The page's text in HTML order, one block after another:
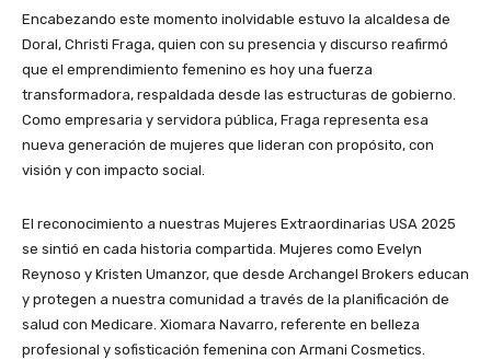
Encabezando este momento inolvidable estuvo la alcaldesa de
Doral, Christi Fraga, quien con su presencia y discurso reafirmó
que el emprendimiento femenino es hoy una fuerza
transformadora, respaldada desde las estructuras de gobierno.
Como empresaria y servidora pública, Fraga representa esa
nueva generación de mujeres que lideran con propósito, con
visión y con impacto social.
El reconocimiento a nuestras Mujeres Extraordinarias USA 2025
se sintió en cada historia compartida. Mujeres como Evelyn
Reynoso y Kristen Umanzor, que desde Archangel Brokers educan
y protegen a nuestra comunidad a través de la planificación de
salud con Medicare. Xiomara Navarro, referente en belleza
profesional y sofisticación femenina con Armani Cosmetics.